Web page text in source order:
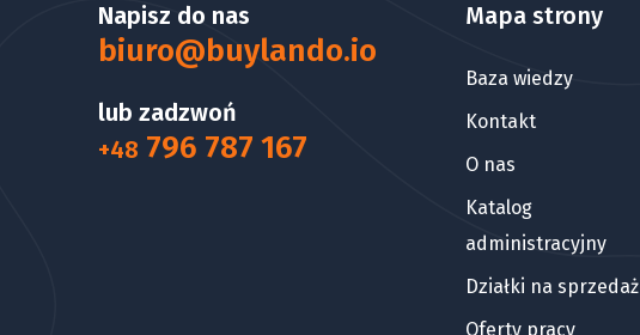
Napisz do nas
biuro@buylando.io
lub zadzwoń
+48 796 787 167
Mapa strony
Baza wiedzy
Kontakt
O nas
Katalog
administracyjny
Działki na sprzedaż
Oferty pracy